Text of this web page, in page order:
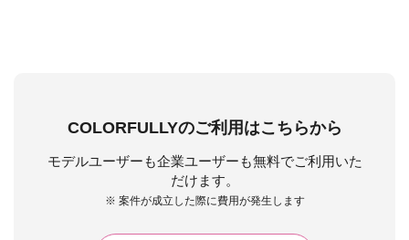
COLORFULLYのご利用はこちらから
モデルユーザーも企業ユーザーも無料でご利用いた
だけます。
※ 案件が成立した際に費用が発生します